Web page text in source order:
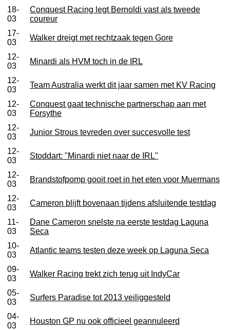
18-
03
Conquest Racing legt Bernoldi vast als tweede
coureur
17-
03
Walker dreigt met rechtzaak tegen Gore
12-
03
Minardi als HVM toch in de IRL
12-
03
Team Australia werkt dit jaar samen met KV Racing
12-
03
Conquest gaat technische partnerschap aan met
Forsythe
12-
03
Junior Strous tevreden over succesvolle test
12-
03
Stoddart: "Minardi niet naar de IRL"
12-
03
Brandstofpomp gooit roet in het eten voor Muermans
12-
03
Cameron blijft bovenaan tijdens afsluitende testdag
11-
03
Dane Cameron snelste na eerste testdag Laguna
Seca
10-
03
Atlantic teams testen deze week op Laguna Seca
09-
03
Walker Racing trekt zich terug uit IndyCar
05-
03
Surfers Paradise tot 2013 veiliggesteld
04-
03
Houston GP nu ook officieel geannuleerd